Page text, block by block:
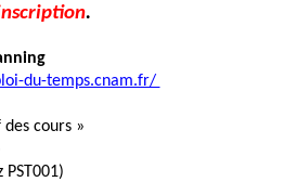
.
du-temps.cnam.fr/
cours »
PST001)